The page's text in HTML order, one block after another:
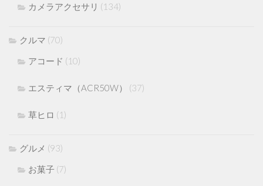
カメラアクセサリ (134)
クルマ (70)
アコード (10)
エスティマ（ACR50W） (37)
草ヒロ (1)
グルメ (93)
お菓子 (7)